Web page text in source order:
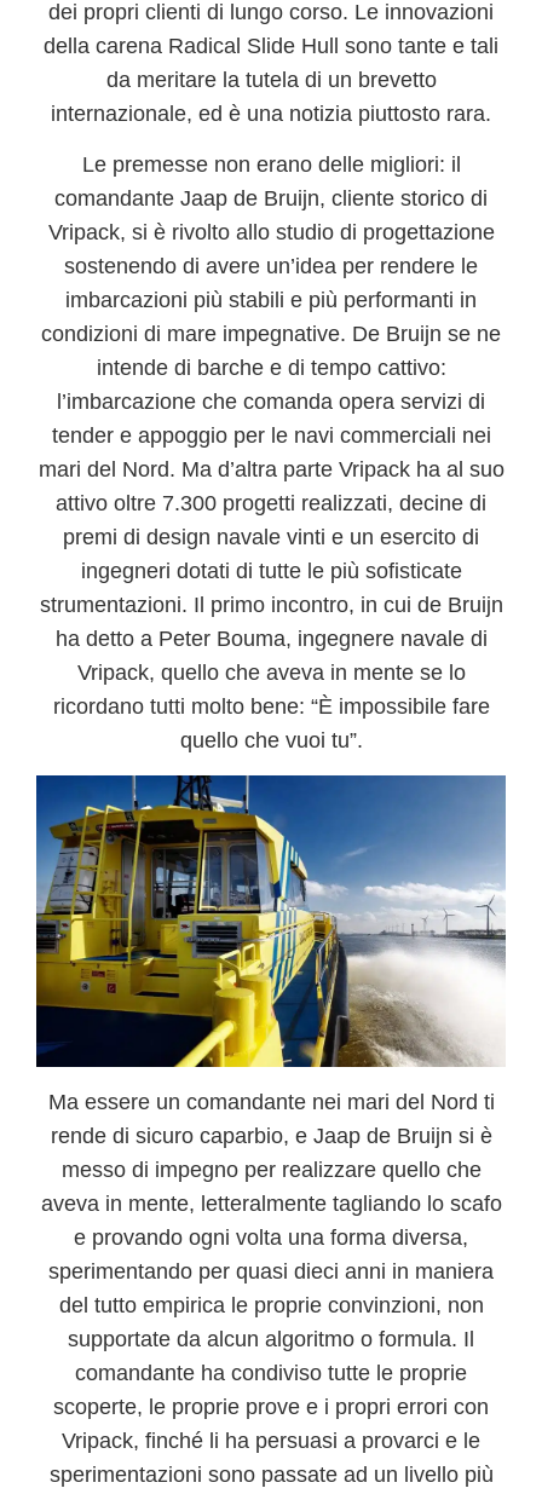
dei propri clienti di lungo corso. Le innovazioni
della carena Radical Slide Hull sono tante e tali
da meritare la tutela di un brevetto
internazionale, ed è una notizia piuttosto rara.
Le premesse non erano delle migliori: il
comandante Jaap de Bruijn, cliente storico di
Vripack, si è rivolto allo studio di progettazione
sostenendo di avere un’idea per rendere le
imbarcazioni più stabili e più performanti in
condizioni di mare impegnative. De Bruijn se ne
intende di barche e di tempo cattivo:
l’imbarcazione che comanda opera servizi di
tender e appoggio per le navi commerciali nei
mari del Nord. Ma d’altra parte Vripack ha al suo
attivo oltre 7.300 progetti realizzati, decine di
premi di design navale vinti e un esercito di
ingegneri dotati di tutte le più sofisticate
strumentazioni. Il primo incontro, in cui de Bruijn
ha detto a Peter Bouma, ingegnere navale di
Vripack, quello che aveva in mente se lo
ricordano tutti molto bene: “È impossibile fare
quello che vuoi tu”.
Ma essere un comandante nei mari del Nord ti
rende di sicuro caparbio, e Jaap de Bruijn si è
messo di impegno per realizzare quello che
aveva in mente, letteralmente tagliando lo scafo
e provando ogni volta una forma diversa,
sperimentando per quasi dieci anni in maniera
del tutto empirica le proprie convinzioni, non
supportate da alcun algoritmo o formula. Il
comandante ha condiviso tutte le proprie
scoperte, le proprie prove e i propri errori con
Vripack, finché li ha persuasi a provarci e le
sperimentazioni sono passate ad un livello più